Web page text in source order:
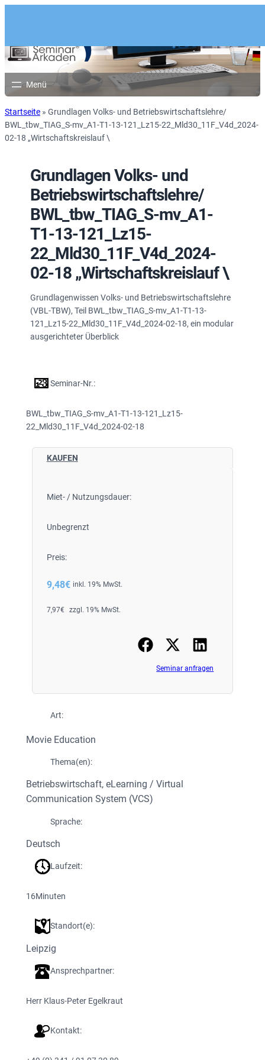
Startseite » Grundlagen Volks- und Betriebswirtschaftslehre/
BWL_tbw_TIAG_S-mv_A1-T1-13-121_Lz15-22_Mld30_11F_V4d_2024-
02-18 „Wirtschaftskreislauf \
Grundlagen Volks- und
Betriebswirtschaftslehre/
BWL_tbw_TIAG_S-mv_A1-
T1-13-121_Lz15-
22_Mld30_11F_V4d_2024-
02-18 „Wirtschaftskreislauf \
Grundlagenwissen Volks- und Betriebswirtschaftslehre
(VBL-TBW), Teil BWL_tbw_TIAG_S-mv_A1-T1-13-
121_Lz15-22_Mld30_11F_V4d_2024-02-18, ein modular
ausgerichteter Überblick
Seminar-Nr.:
BWL_tbw_TIAG_S-mv_A1-T1-13-121_Lz15-
22_Mld30_11F_V4d_2024-02-18
KAUFEN
Miet- / Nutzungsdauer:
Unbegrenzt
Preis:
9,48€ inkl. 19% MwSt.
7,97€ zzgl. 19% MwSt.
Seminar anfragen
Art:
Movie Education
Thema(en):
Betriebswirtschaft, eLearning / Virtual
Communication System (VCS)
Sprache:
Deutsch
Laufzeit:
16Minuten
Standort(e):
Leipzig
Ansprechpartner:
Herr Klaus-Peter Egelkraut
Kontakt: